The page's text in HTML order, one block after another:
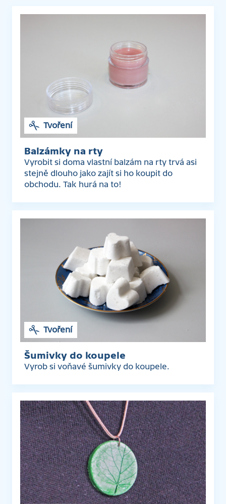
Tvoření
Balzámky na rty
Vyrobit si doma vlastní balzám na rty trvá asi
stejně dlouho jako zajít si ho koupit do
obchodu. Tak hurá na to!
Tvoření
Šumivky do koupele
Vyrob si voňavé šumivky do koupele.